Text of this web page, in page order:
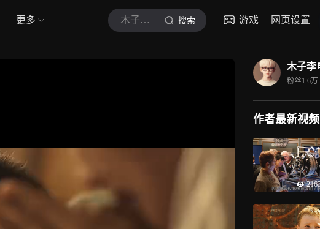
更多 木子李电影児 搜索 游戏 网页设置
木子李
粉丝1.6万
作者最新视频